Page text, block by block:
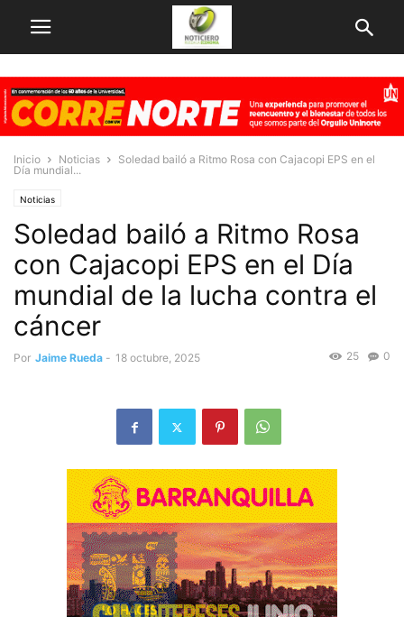
Inicio Noticias
Soledad bailó a Ritmo Rosa con Cajacopi EPS en el
Día mundial...
Noticias
Soledad bailó a Ritmo Rosa
con Cajacopi EPS en el Día
mundial de la lucha contra el
cáncer
Por Jaime Rueda - 18 octubre, 2025 0
25